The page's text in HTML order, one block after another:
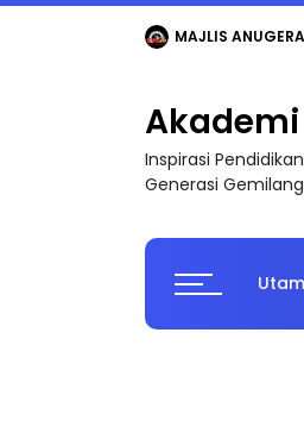
MAJLIS
Inspirasi
Generasi Gemilang